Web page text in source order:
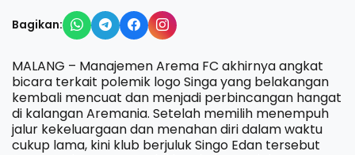
Bagikan:
MALANG – Manajemen Arema FC akhirnya angkat
bicara terkait polemik logo Singa yang belakangan
kembali mencuat dan menjadi perbincangan hangat
di kalangan Aremania. Setelah memilih menempuh
jalur kekeluargaan dan menahan diri dalam waktu
cukup lama, kini klub berjuluk Singo Edan tersebut